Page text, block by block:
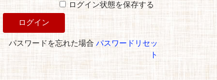
ログイン状態を保存する
パスワードを忘れた場合パスワードリセッ
ト